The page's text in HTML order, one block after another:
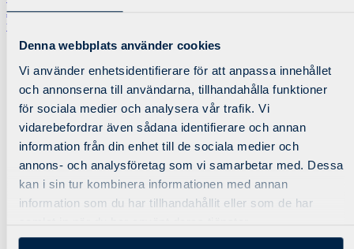
Denna webbplats använder cookies
Vi använder enhetsidentifierare för att anpassa innehållet
och annonserna till användarna, tillhandahålla funktioner
för sociala medier och analysera vår trafik. Vi
vidarebefordrar även sådana identifierare och annan
information från din enhet till de sociala medier och
annons- och analysföretag som vi samarbetar med. Dessa
kan i sin tur kombinera informationen med annan
information som du har tillhandahållit eller som de har
Just nu bygger vi om vår webbplats, under dem närmsta dagarna kan
vissa funktioner/sidor tillfälligt vara ur funktion.
Erbjudanden
Factory Reset
Smedjan
Personlig träning
X-Force 3-1-5
Gruppträning
Företagsträning
Öppettider
Erbjudanden